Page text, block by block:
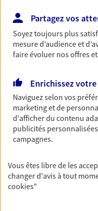
Protégez vos
baisse de revenus
Couvrez les
de leur famille tout
digitaux facilitant
Epargne
l'épargne retraite
fiscales et sociales
Partagez vos
Soyez toujours plus
mesure d’audience et
faire évoluer nos offres
Enrichissez
Naviguez selon vos
marketing et de
d'afficher du contenu
publicités
campagnes.
Vous êtes libre de les
changer d'avis à tout
cookies"